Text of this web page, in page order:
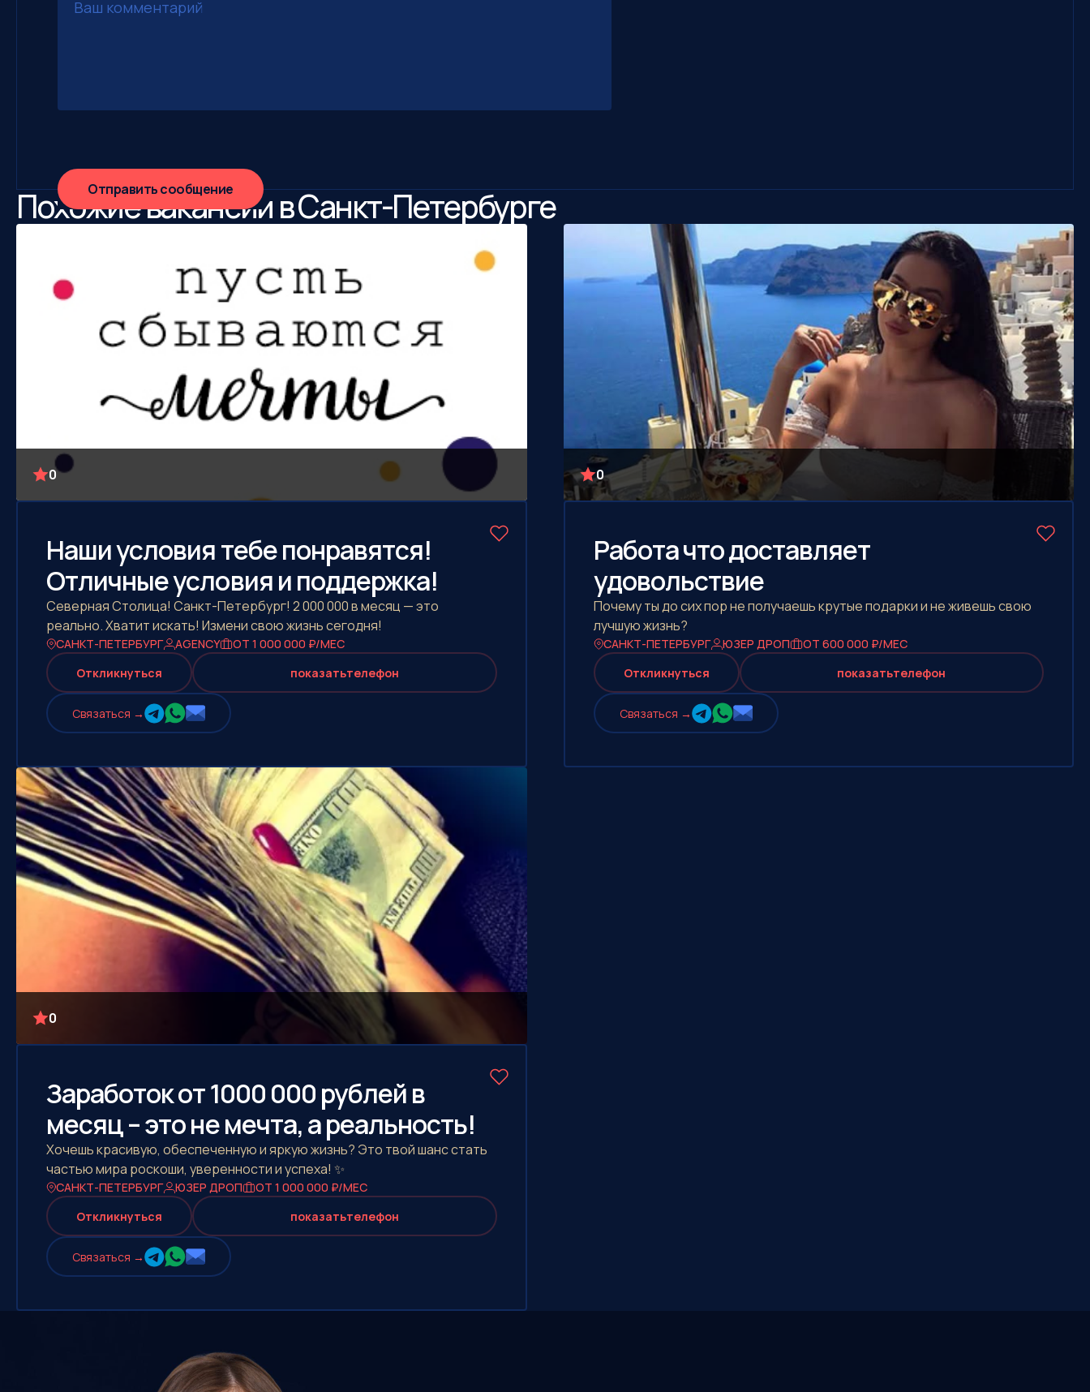
Отправить сообщение
Похожие вакансии в Санкт-Петербурге
0
Наши условия тебе понравятся!
Отличные условия и поддержка!
Северная Столица! Санкт-Петербург! 2 000 000 в месяц — это
реально. Хватит искать! Измени свою жизнь сегодня!
САНКТ-ПЕТЕРБУРГ AGENCY
ОТ 1 000 000 ₽/МЕС
Откликнуться
показатьтелефон
Cвязаться →
0
Работа что доставляет
удовольствие
Почему ты до сих пор не получаешь крутые подарки и не живешь свою
лучшую жизнь?
САНКТ-ПЕТЕРБУРГ ЮЗЕР ДРОП
ОТ 600 000 ₽/МЕС
Откликнуться
показатьтелефон
Cвязаться →
0
Заработок от 1000 000 рублей в
месяц – это не мечта, а реальность!
Хочешь красивую, обеспеченную и яркую жизнь? Это твой шанс стать
частью мира роскоши, уверенности и успеха! ✨
САНКТ-ПЕТЕРБУРГ ЮЗЕР ДРОП
ОТ 1 000 000 ₽/МЕС
Откликнуться
показатьтелефон
Cвязаться →